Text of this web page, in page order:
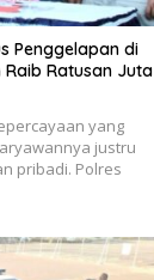
Penggelapan di
Raib Ratusan Juta
yang
justru
pribadi. Polres